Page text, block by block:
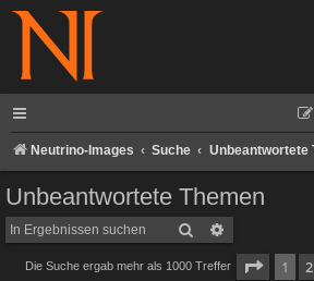
Neutrino-Images Suche Unbeantwortete
Unbeantwortete Themen
Suche
Die Suche ergab mehr als 1000 Treffer Seite 1
1 2